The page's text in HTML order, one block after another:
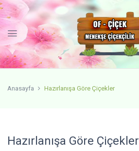
Anasayfa Hazırlanışa Göre Çiçekler
Hazırlanışa Göre Çiçekler